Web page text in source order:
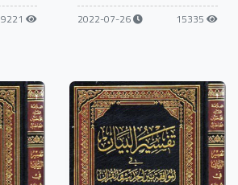
15335
2022-07-26
9221